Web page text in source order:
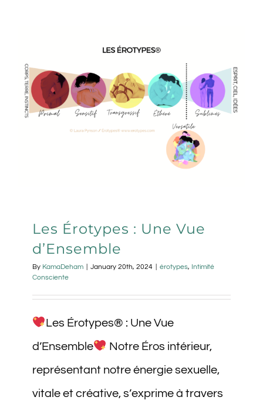
Les Érotypes : Une Vue
d’Ensemble
By KamaDeham January 20th, 2024 érotypes, Intimité
Consciente
Les Érotypes® : Une Vue
d’Ensemble
Notre Éros intérieur,
représentant notre énergie sexuelle,
vitale et créative, s’exprime à travers